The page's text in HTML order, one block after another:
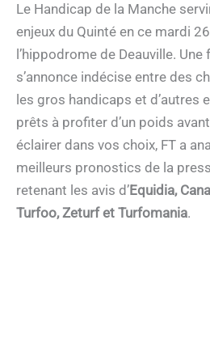
Le Handicap de la Manche
enjeux du Quinté en ce mardi
l’hippodrome de Deauville.
s’annonce indécise entre des
les gros handicaps et d’autres
prêts à profiter d’un poids
éclairer dans vos choix, FT a
meilleurs pronostics de la
retenant les avis d’Equidia,
Turfoo, Zeturf et Turfomania.